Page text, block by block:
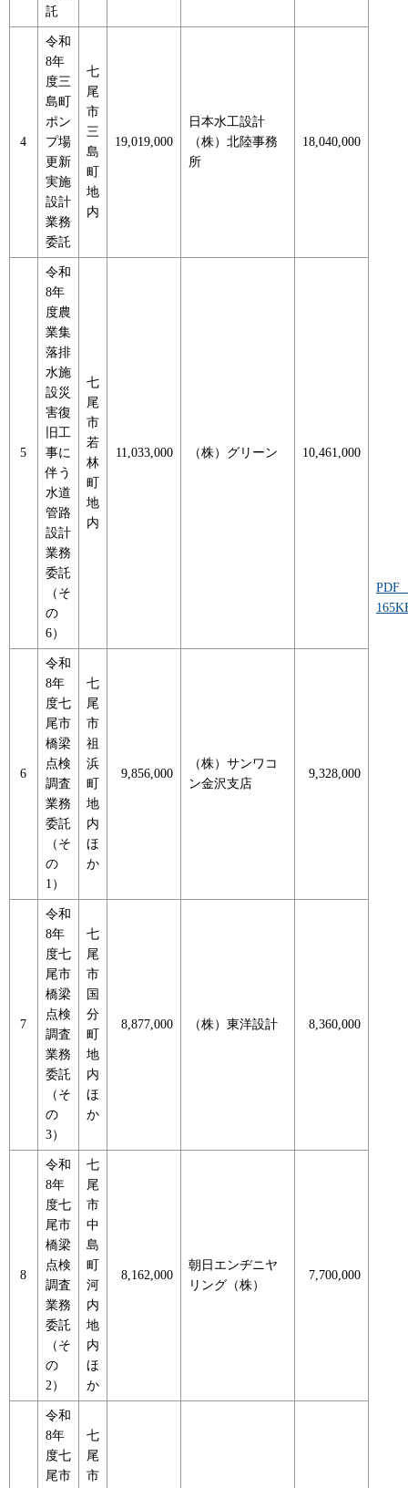
PDF
託
4
令和
8年
度三
島町
ポン
プ場
更新
実施
設計
業務
委託
七
尾
市
三
島
町
地
内
19,019,000
日本水工設計
（株）北陸事務
所
18,040,000
5
令和
8年
度農
業集
落排
水施
設災
害復
旧工
事に
伴う
水道
管路
設計
業務
委託
（そ
の
6）
七
尾
市
若
林
町
地
内
11,033,000 （株）グリーン 10,461,000
6
令和
8年
度七
尾市
橋梁
点検
調査
業務
委託
（そ
の
1）
七
尾
市
祖
浜
町
地
内
ほ
か
9,856,000
（株）サンワコ
ン金沢支店
9,328,000
7
令和
8年
度七
尾市
橋梁
点検
調査
業務
委託
（そ
の
3）
七
尾
市
国
分
町
地
内
ほ
か
8,877,000 （株）東洋設計 8,360,000
8
令和
8年
度七
尾市
橋梁
点検
調査
業務
委託
（そ
の
2）
七
尾
市
中
島
町
河
内
地
内
ほ
か
8,162,000
朝日エンヂニヤ
リング（株）
7,700,000
令和
8年
度七
尾市
七
尾
市